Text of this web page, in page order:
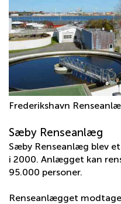
Frederikshavn
Sæby Renseanlæg
Sæby Renseanlæg blev
i 2000. Anlægget kan
95.000 personer.
Renseanlægget